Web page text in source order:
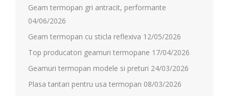
Geam termopan gri antracit, performante
04/06/2026
Geam termopan cu sticla reflexiva 12/05/2026
Top producatori geamuri termopane 17/04/2026
Geamuri termopan modele si preturi 24/03/2026
Plasa tantari pentru usa termopan 08/03/2026